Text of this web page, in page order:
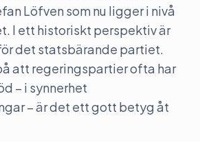
Löfven som nu ligger i nivå
I ett historiskt perspektiv är
det statsbärande partiet.
att regeringspartier ofta har
– i synnerhet
– är det ett gott betyg åt